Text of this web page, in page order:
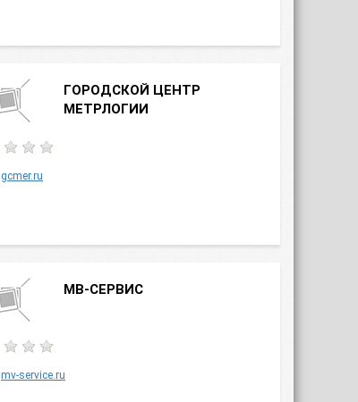
ГОРОДСКОЙ ЦЕНТР
МЕТРЛОГИИ
gcmer.ru
МВ-СЕРВИС
mv-service.ru